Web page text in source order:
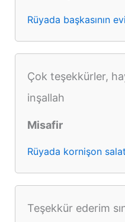
Rüyada başkasının
Çok teşekkürler,
inşallah
Misafir
Rüyada kornişon
Teşekkür ederim